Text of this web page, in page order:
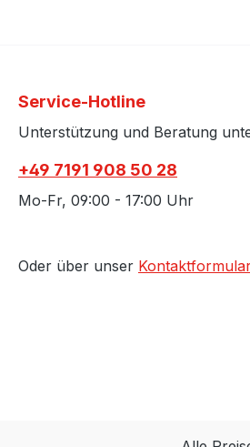
Service-Hotline
Unterstützung und Beratung
+49 7191 908 50 28
Mo-Fr, 09:00 - 17:00 Uhr
Oder über unser Kontaktformular